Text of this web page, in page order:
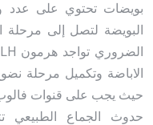
بويضات تحتوي على عدد
البويضة لتصل إلى مرحلة
الضروري تواجد هرمون LH
الاباضة وتكميل مرحلة
حيث يجب على قنوات فالوب
حدوث الجماع الطبيعي